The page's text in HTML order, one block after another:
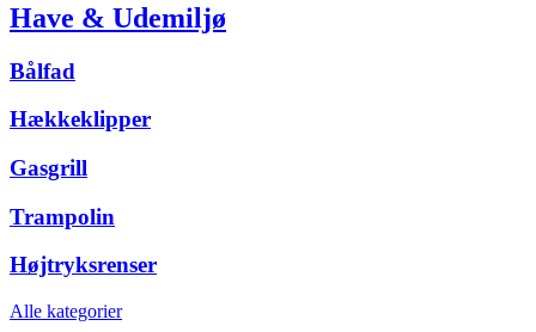
Have & Udemiljø
Bålfad
Hækkeklipper
Gasgrill
Trampolin
Højtryksrenser
Alle kategorier